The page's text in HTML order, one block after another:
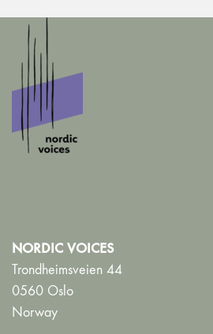
NORDIC VOICES
Trondheimsveien 44
0560 Oslo
Norway